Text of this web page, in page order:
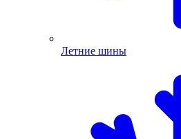
Летние шины